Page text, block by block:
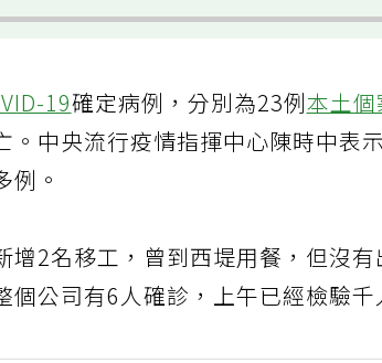
19確定病例，分別為23例本土
。中央流行疫情指揮中心陳時中表
例。
增2名移工，曾到西堤用餐，但沒
個公司有6人確診，上午已經檢驗千